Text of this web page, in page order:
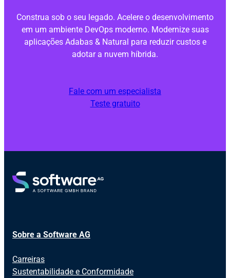
Construa sob o seu legado. Acelere o desenvolvimento
em um ambiente DevOps moderno. Modernize suas
aplicações Adabas & Natural para reduzir custos e
adotar a nuvem híbrida.
Fale com um especialista
Teste gratuito
Sobre a Software AG
Carreiras
Sustentabilidade e Conformidade